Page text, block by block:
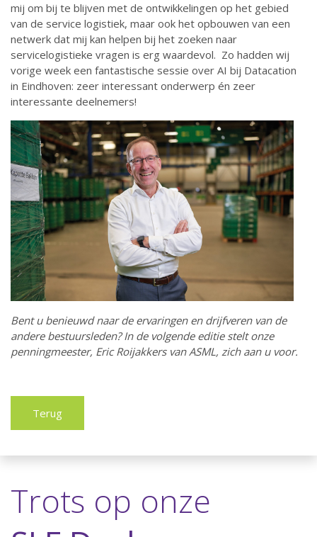
mij om bij te blijven met de ontwikkelingen op het gebied
van de service logistiek, maar ook het opbouwen van een
netwerk dat mij kan helpen bij het zoeken naar
servicelogistieke vragen is erg waardevol. Zo hadden wij
vorige week een fantastische sessie over AI bij Datacation
in Eindhoven: zeer interessant onderwerp én zeer
interessante deelnemers!
Bent u benieuwd naar de ervaringen en drijfveren van de
andere bestuursleden? In de volgende editie stelt onze
penningmeester, Eric Roijakkers van ASML, zich aan u voor.
Terug
Trots op onze